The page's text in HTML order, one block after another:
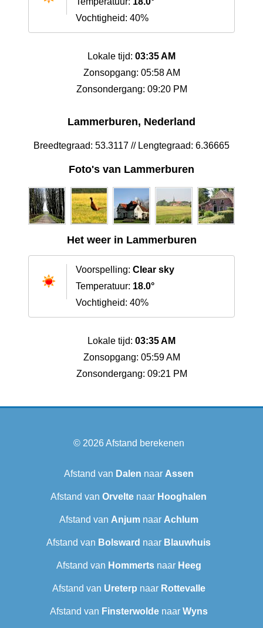
Vochtigheid: 40%
Lokale tijd: 03:35 AM
Zonsopgang: 05:58 AM
Zonsondergang: 09:20 PM
Lammerburen, Nederland
Breedtegraad: 53.3117 // Lengtegraad: 6.36665
Foto's van Lammerburen
Het weer in Lammerburen
Voorspelling: Clear sky
Temperatuur: 18.0°
Vochtigheid: 40%
Lokale tijd: 03:35 AM
Zonsopgang: 05:59 AM
Zonsondergang: 09:21 PM
© 2026Afstand berekenen
Afstand van Dalen naar Assen
Afstand van Orvelte naar Hooghalen
Afstand van Anjumnaar Achlum
Afstand van Bolsward‎ naar Blauwhuis
Afstand van Hommertsnaar Heeg
Afstand van Ureterp naar Rottevalle
Afstand van Finsterwoldenaar Wyns